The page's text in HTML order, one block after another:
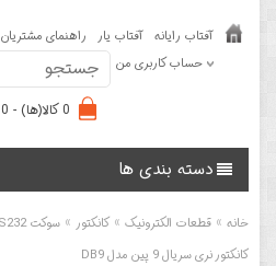
آفتاب رایانه آفتاب یار راهنمای مشتریان
حساب کاربری من
0 کالا(ها) - 0 تومان
دسته بندی ها
خانه » قطعات الکترونیک » کانکتور » سوکت RS232
کانکتور نری سریال 9 پین مدل DB9